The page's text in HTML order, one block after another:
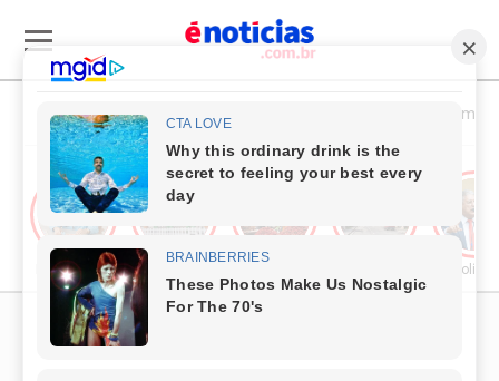
Esporte & Cultura Política & Economia
Publieditorial Política